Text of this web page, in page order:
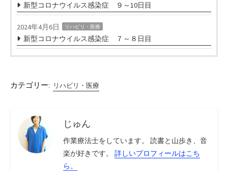
新型コロナウイルス感染症 ９～10日目
2024年4月6日 リハビリ・医療
新型コロナウイルス感染症 ７～８日目
カテゴリー: リハビリ・医療
じゅん
作業療法士をしています。 読書と山歩き、音
楽が好きです。 詳しいプロフィールはこち
ら。